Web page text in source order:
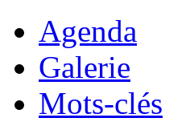
Agenda
Galerie
Mots-clés